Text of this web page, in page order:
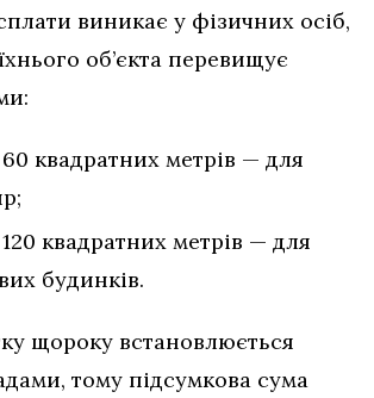
виникає у фізичних осіб,
об’єкта перевищує
квадратних метрів — для
квадратних метрів — для
будинків.
щороку встановлюється
тому підсумкова сума